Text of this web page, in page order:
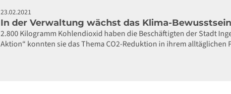
23.02.2021
In der Verwaltung wächst das Klima-Bewusstsein
2.800 Kilogramm Kohlendioxid haben die Beschäftigten der Stadt
Aktion“ konnten sie das Thema CO2-Reduktion in ihrem